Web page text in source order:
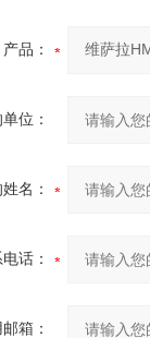
产品：
位：
名：
话：
箱：